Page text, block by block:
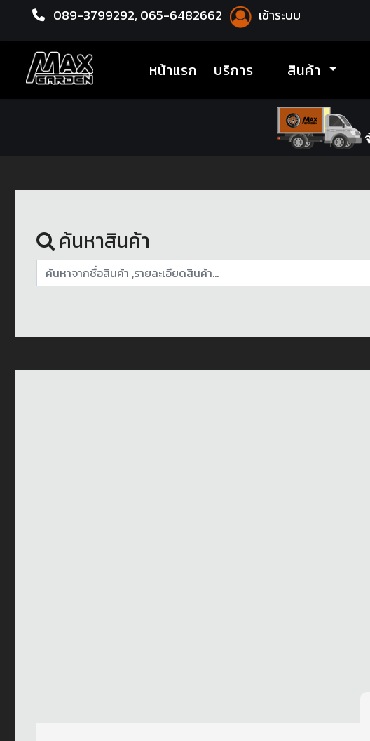
089-3799292, 065-6482662 เข้าระบบ
หน้าแรก(current)
บริการ สินค้า
หน้าแรก อะไหล่ช่วงล่าง
ค้นหาสินค้า